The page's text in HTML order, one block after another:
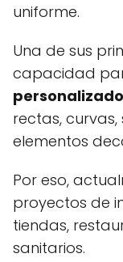
uniforme.
Una de sus
capacidad
rectas,
elementos
Por eso,
proyectos de
tiendas,
sanitarios.